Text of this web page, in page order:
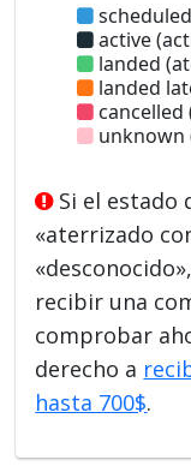
active
landed
landed
cancelled
unknown
Si el estado
«aterrizado
recibir una
comprobar
derecho a
hasta 700$.